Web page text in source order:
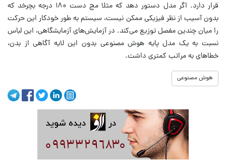
قرار دارد. اگر مدل دستور دهد که مثلا مچ دست ۱۸۰ درجه بچرخد که
بدون آسیب از نظر فیزیکی ممکن نیست، سیستم به ‌طور خودکار این حرکت
را میان چندین مفصل توزیع می‌کند. در آزمایش‌های آزمایشگاهی، این لباس
نسبت به یک مدل پایه هوش مصنوعی بدون این لایه آگاهی از بدن،
خطاهای به ‌مراتب کمتری داشت.
هوش مصنوعی